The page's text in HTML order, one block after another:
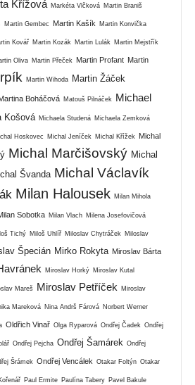
Křížová Markéta Vlčková Martin Braniš
Martin Gembec Martin Kašík Martin Konvička
Kovář Martin Kozák Martin Lulák Martin Mejstřík
Oliva Martin Přeček Martin Profant Martin
Martin Wihoda Martin Žáček
Boháčová Matouš Pilnáček Michael
Košová Michaela Studená Michaela Zemková
Hoskovec Michal Jeníček Michal Křížek Michal
Michal Marčišovský Michal
Švanda Michal Václavík
Milan Halousek Milan Mihola
Sobotka Milan Vlach Milena Josefovičová
Tichý Miloš Uhlíř Miloslav Chytráček Miloslav
Špecián Mirko Rokyta Miroslav Bárta
Miroslav Horký Miroslav Kutal
Mareš Miroslav Petříček Miroslav
Mareková Nina Andrš Fárová Norbert Werner
Oldřich Vinař Olga Ryparová Ondřej Čadek Ondřej
Ondřej Pejcha Ondřej Šamárek Ondřej
Šrámek Ondřej Vencálek Otakar Foltýn Otakar
Paul Ermite Paulína Tabery Pavel Bakule